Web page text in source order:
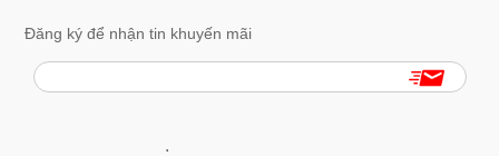
Đăng ký để nhận tin khuyến mãi
.